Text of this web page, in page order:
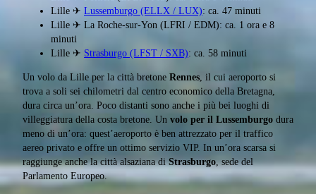
Lille ✈ Lussemburgo (ELLX / LUX): ca. 47 minuti
Lille ✈ La Roche-sur-Yon (LFRI / EDM): ca. 1 ora e 8
minuti
Lille ✈ Strasburgo (LFST / SXB): ca. 58 minuti
Un volo da Lille per la città bretone Rennes, il cui aeroporto si
trova a soli sei chilometri dal centro economico della Bretagna,
dura circa un’ora. Poco distanti sono anche i più bei luoghi di
villeggiatura della costa bretone. Un volo per il Lussemburgo dura
meno di un’ora: quest’aeroporto è ben attrezzato per il traffico
aereo privato e offre un ottimo servizio VIP. In un’ora scarsa si
raggiunge anche la città alsaziana diStrasburgo, sede del
Parlamento Europeo.